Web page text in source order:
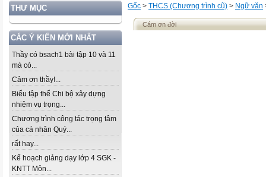
THƯ MỤC
CÁC Ý KIẾN MỚI NHẤT
Thầy có bsach1 bài tập 10 và 11
mà có...
Cảm ơn thầy!...
Biểu tập thể Chi bộ xây dựng
nhiệm vụ trọng...
Chương trình công tác trọng tâm
của cá nhân Quý...
rất hay...
Kế hoạch giảng dạy lớp 4 SGK -
KNTT Môn...
Gốc > THCS (Chương trình cũ) > Ngữ văn
Cám ơn đời